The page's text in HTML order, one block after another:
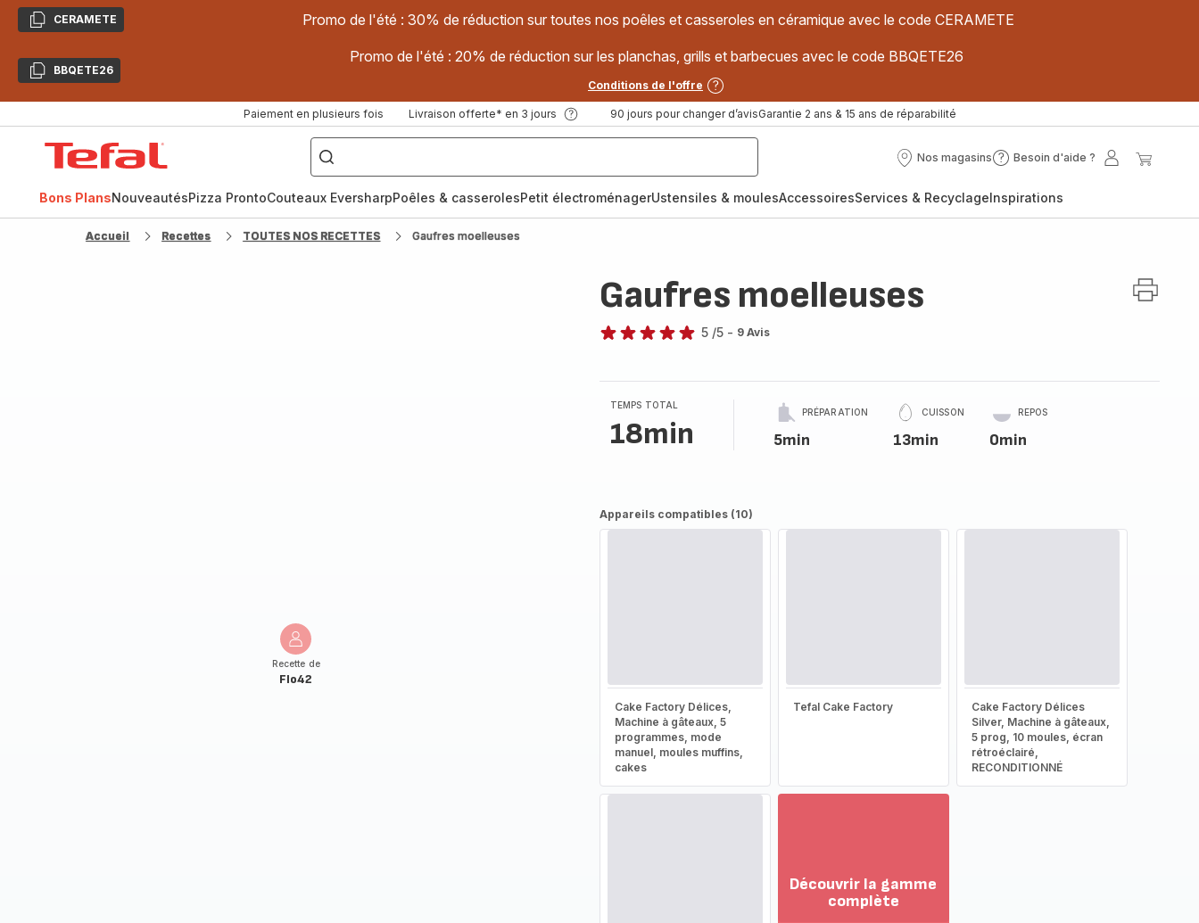
CopierCERAMETE Promo de l'été : 30% de réduction sur toutes nos poêles et casseroles en céramique avec le code CERAMETE
CopierBBQETE26
Promo de l'été : 20% de réduction sur les planchas, grills et barbecues avec le code BBQETE26
Conditions de l'offre
Paiement en plusieurs fois Livraison offerte* en 3 jours 90 jours pour changer d’avisGarantie 2 ans & 15 ans de réparabilité
["Poêles
inox,
Cake
Factory,
Nos magasins
Nos
Besoin d'aide ?
Besoin
?
Mon
Bons PlansNouveautésPizza ProntoCouteaux EversharpPoêles & casserolesPetit électroménagerUstensiles & moulesAccessoiresServices & RecyclageInspirations
Accueil Recettes TOUTES NOS RECETTES Gaufres moelleuses
Recette de
Flo42
Gaufres moelleuses
étoiles
(moyenne)
5 /5 - 9 Avis
TEMPS TOTAL
18min
PRÉPARATION
5min
CUISSON
13min
REPOS
0min
Appareils compatibles (10)
Cake Factory Délices,
Machine à gâteaux, 5
programmes, mode
manuel, moules muffins,
cakes
Tefal Cake Factory
Cake Factory Délices
Silver, Machine à gâteaux,
5 prog, 10 moules, écran
rétroéclairé,
RECONDITIONNÉ
Découvrir la gamme
complète